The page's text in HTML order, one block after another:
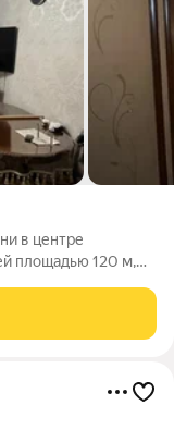
в центре
площадью 120 м,
притяжения